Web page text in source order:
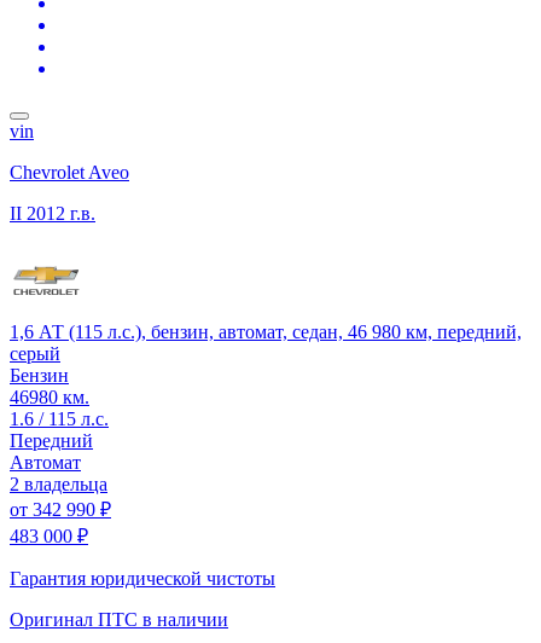
vin
Chevrolet Aveo
II 2012 г.в.
1,6 АТ (115 л.с.), бензин, автомат, седан, 46 980 км, передний,
серый
Бензин
46980 км.
1.6 / 115 л.с.
Передний
Автомат
2 владельца
от 342 990 ₽
483 000 ₽
Гарантия юридической чистоты
Оригинал ПТС в наличии